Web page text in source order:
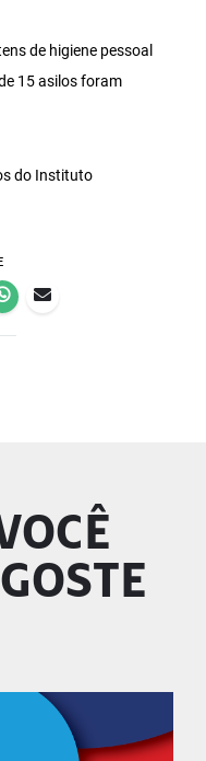
de higiene pessoal
15 asilos foram
do Instituto